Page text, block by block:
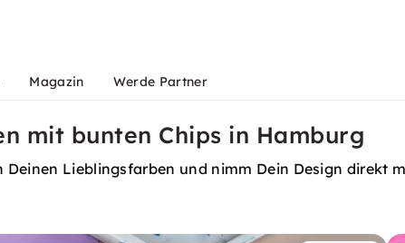
Magazin Werde Partner
mit bunten Chips in Hamburg
Lieblingsfarben und nimm Dein Design direkt